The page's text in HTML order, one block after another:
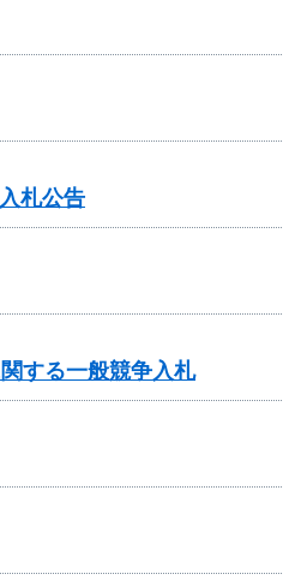
札公告
する一般競争入札